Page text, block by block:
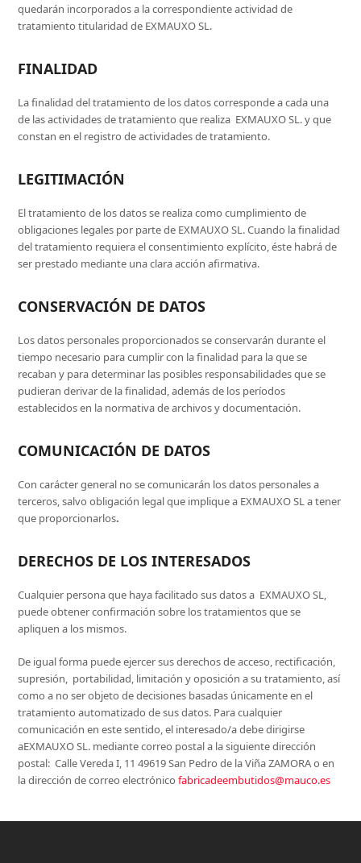
quedarán incorporados a la correspondiente actividad de
tratamiento titularidad de EXMAUXO SL.
FINALIDAD
La finalidad del tratamiento de los datos corresponde a cada una
de las actividades de tratamiento que realiza EXMAUXO SL. y que
constan en el registro de actividades de tratamiento.
LEGITIMACIÓN
El tratamiento de los datos se realiza como cumplimiento de
obligaciones legales por parte de EXMAUXO SL. Cuando la finalidad
del tratamiento requiera el consentimiento explícito, éste habrá de
ser prestado mediante una clara acción afirmativa.
CONSERVACIÓN DE DATOS
Los datos personales proporcionados se conservarán durante el
tiempo necesario para cumplir con la finalidad para la que se
recaban y para determinar las posibles responsabilidades que se
pudieran derivar de la finalidad, además de los períodos
establecidos en la normativa de archivos y documentación.
COMUNICACIÓN DE DATOS
Con carácter general no se comunicarán los datos personales a
terceros, salvo obligación legal que implique a EXMAUXO SL a tener
que proporcionarlos.
DERECHOS DE LOS INTERESADOS
Cualquier persona que haya facilitado sus datos a EXMAUXO SL,
puede obtener confirmación sobre los tratamientos que se
apliquen a los mismos.
De igual forma puede ejercer sus derechos de acceso, rectificación,
supresión, portabilidad, limitación y oposición a su tratamiento, así
como a no ser objeto de decisiones basadas únicamente en el
tratamiento automatizado de sus datos. Para cualquier
comunicación en este sentido, el interesado/a debe dirigirse
aEXMAUXO SL. mediante correo postal a la siguiente dirección
postal: Calle Vereda I, 11 49619 San Pedro de la Viña ZAMORA o en
la dirección de correo electrónicofabricadeembutidos@mauco.es